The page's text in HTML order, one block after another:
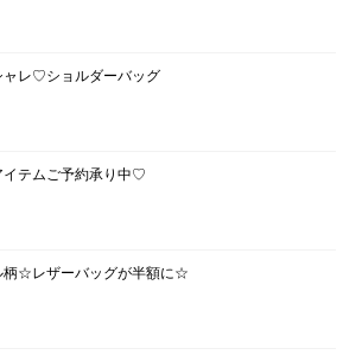
ャレ♡ショルダーバッグ
テムご予約承り中♡
☆レザーバッグが半額に☆